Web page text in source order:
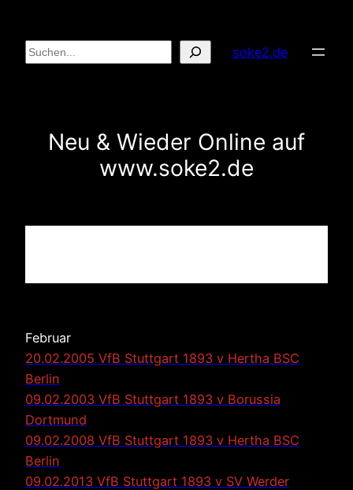
Inhalt
springen
Suchen soke2.de
Neu & Wieder Online auf
www.soke2.de
Februar
20.02.2005 VfB Stuttgart 1893 v Hertha BSC
Berlin
09.02.2003 VfB Stuttgart 1893 v Borussia
Dortmund
09.02.2008 VfB Stuttgart 1893 v Hertha BSC
Berlin
09.02.2013 VfB Stuttgart 1893 v SV Werder